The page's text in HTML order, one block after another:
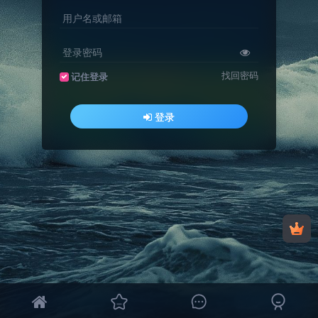
用户名或邮箱
登录密码
记住登录 找回密码
登录